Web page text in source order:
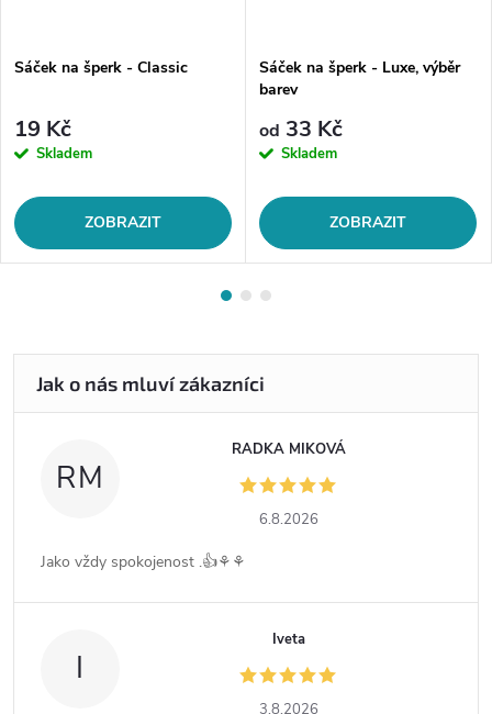
Sáček na šperk - Classic
19 Kč
Skladem
ZOBRAZIT
Sáček na šperk - Luxe, výběr
barev
od 33 Kč
Skladem
ZOBRAZIT
RM
RADKA MIKOVÁ
6.8.2026
Jako vždy spokojenost .👍⚘️⚘️
I
Iveta
3.8.2026